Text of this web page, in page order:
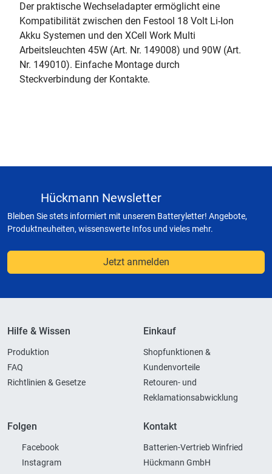
Der praktische Wechseladapter ermöglicht eine
Kompatibilität zwischen den Festool 18 Volt Li-Ion
Akku Systemen und den XCell Work Multi
Arbeitsleuchten 45W (Art. Nr. 149008) und 90W (Art.
Nr. 149010). Einfache Montage durch
Steckverbindung der Kontakte.
Hückmann Newsletter
Bleiben Sie stets informiert mit unserem Batteryletter! Angebote,
Produktneuheiten, wissenswerte Infos und vieles mehr.
Jetzt anmelden
Hilfe & Wissen
Produktion
FAQ
Richtlinien & Gesetze
Einkauf
Shopfunktionen &
Kundenvorteile
Retouren- und
Reklamationsabwicklung
Folgen
Facebook
Instagram
Kontakt
Batterien-Vertrieb Winfried
Hückmann GmbH